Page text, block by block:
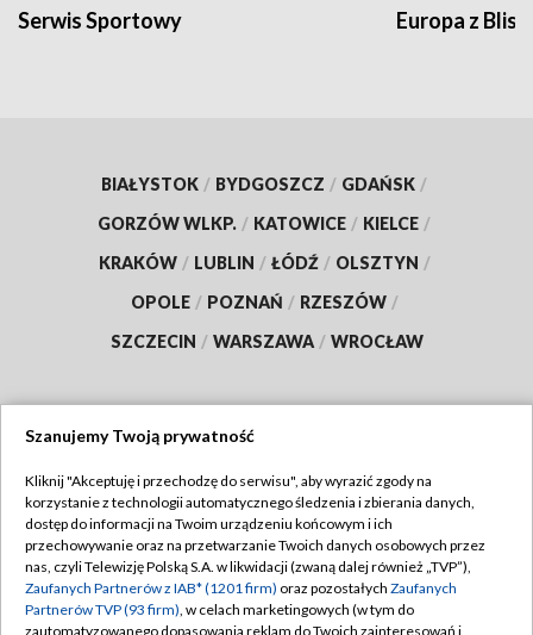
Serwis Sportowy Europa z
BIAŁYSTOK / BYDGOSZCZ / GDAŃSK /
GORZÓW WLKP. / KATOWICE / KIELCE /
KRAKÓW / LUBLIN / ŁÓDŹ / OLSZTYN /
OPOLE / POZNAŃ / RZESZÓW /
SZCZECIN / WARSZAWA / WROCŁAW
TVP
Abonament TVP
Emisja w TVP
Centrum informacji TVP
Regulamin TVP
Polityka prywatności
Moje zgody
Szanujemy Twoją prywatność
Kliknij "Akceptuję i przechodzę do serwisu", aby wyrazić zgody na
korzystanie z technologii automatycznego śledzenia i zbierania danych,
dostęp do informacji na Twoim urządzeniu końcowym i ich
przechowywanie oraz na przetwarzanie Twoich danych osobowych przez
nas, czyli Telewizję Polską S.A. w likwidacji (zwaną dalej również „TVP”),
Zaufanych Partnerów z IAB* (1201 firm) oraz pozostałych Zaufanych
Partnerów TVP (93 firm), w celach marketingowych (w tym do
zautomatyzowanego dopasowania reklam do Twoich zainteresowań i